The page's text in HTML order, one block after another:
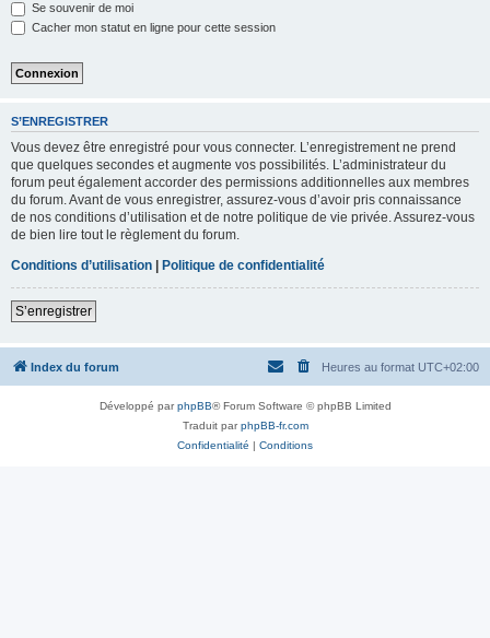
Se souvenir de moi
Cacher mon statut en ligne pour cette session
S’ENREGISTRER
Vous devez être enregistré pour vous connecter. L’enregistrement ne prend
que quelques secondes et augmente vos possibilités. L’administrateur du
forum peut également accorder des permissions additionnelles aux membres
du forum. Avant de vous enregistrer, assurez-vous d’avoir pris connaissance
de nos conditions d’utilisation et de notre politique de vie privée. Assurez-vous
de bien lire tout le règlement du forum.
Conditions d’utilisation | Politique de confidentialité
S’enregistrer
Index du forum Heures au format UTC+02:00
Développé parphpBB® Forum Software © phpBB Limited
Traduit parphpBB-fr.com
Confidentialité | Conditions